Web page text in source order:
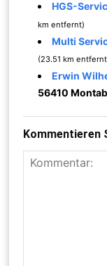
HGS-
km entfernt)
Multi
(23.51 km
Erwin
56410
Kommentieren